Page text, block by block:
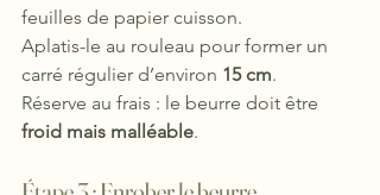
feuilles de papier cuisson.
Aplatis-le au rouleau pour former un
carré régulier d’environ 15 cm.
Réserve au frais : le beurre doit être
froid mais malléable.